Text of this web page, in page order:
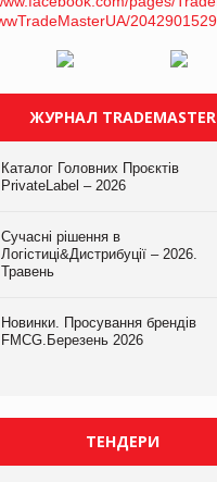
ЖУРНАЛ TRADEMASTER
Каталог Головних Проєктів
PrivateLabel – 2026
Сучасні рішення в
Логістиці&Дистрибуції – 2026.
Травень
Новинки. Просування брендів
FMCG.Березень 2026
ТЕНДЕРИ